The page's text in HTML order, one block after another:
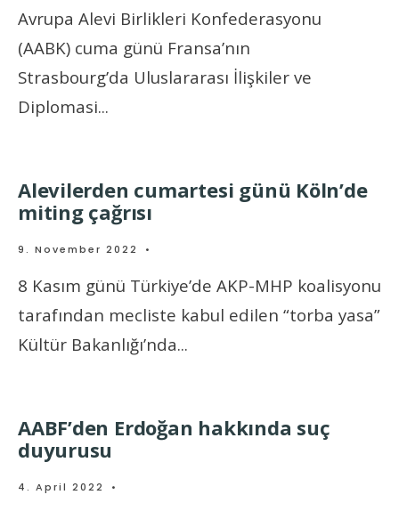
Avrupa Alevi Birlikleri Konfederasyonu
(AABK) cuma günü Fransa’nın
Strasbourg’da Uluslararası İlişkiler ve
Diplomasi...
Alevilerden cumartesi günü Köln’de
miting çağrısı
9. November 2022 •
8 Kasım günü Türkiye’de AKP-MHP koalisyonu
tarafından mecliste kabul edilen “torba yasa”
Kültür Bakanlığı’nda...
AABF’den Erdoğan hakkında suç
duyurusu
4. April 2022 •